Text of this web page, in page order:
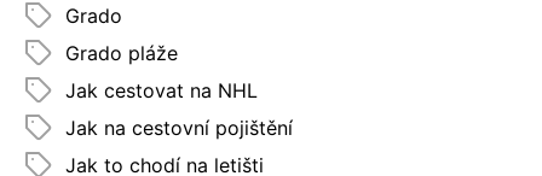
Grado
Grado pláže
Jak cestovat na NHL
Jak na cestovní pojištění
Jak to chodí na letišti